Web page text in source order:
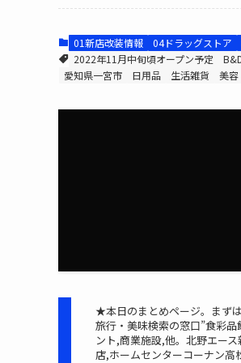
01新店改装情報 04ドラッグストア
2022年11月中旬頃オープン予定
愛知県一宮市
日用品 生活雑貨 美容
★本日のまとめページ。まず
旅行・美味検索の窓口”食彩
ント,商業施設,他。北野エー
店,ホームセンターコーナン